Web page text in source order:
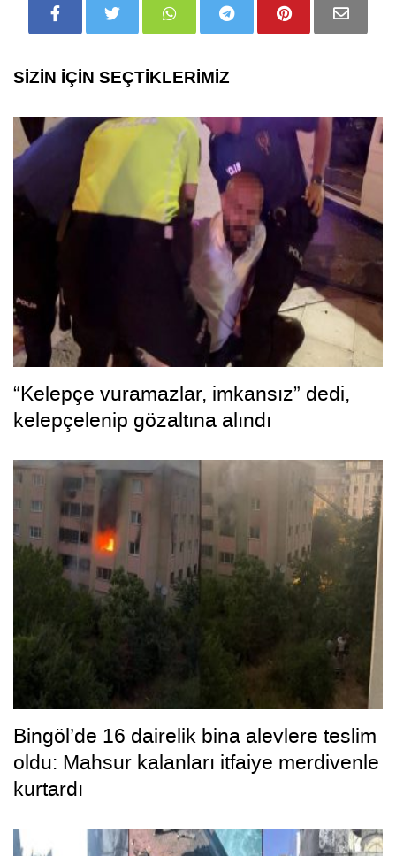
SİZİN İÇİN SEÇTİKLERİMİZ
“Kelepçe vuramazlar, imkansız” dedi,
kelepçelenip gözaltına alındı
Bingöl’de 16 dairelik bina alevlere teslim
oldu: Mahsur kalanları itfaiye merdivenle
kurtardı